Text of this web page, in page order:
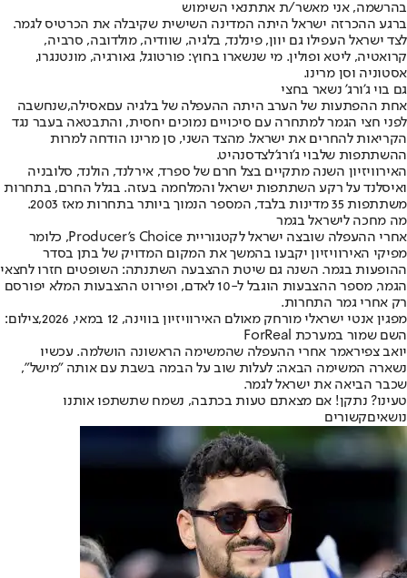
בהרשמה, אני מאשר/ת אתתנאי השימוש
ברגע ההכרזה ישראל היתה המדינה השישית שקיבלה את הכרטיס לגמר.
לצד ישראל העפילו גם יוון, פינלנד, בלגיה, שוודיה, מולדובה, סרביה,
קרואטיה, ליטא ופולין. מי שנשארו בחוץ: פורטוגל, גאורגיה, מונטנגרו,
אסטוניה וסן מרינו.
גם בוי ג'ורג' נשאר בחצי
אחת ההפתעות של הערב היתה ההעפלה של בלגיה עםאסילה,שנחשבה
לפני חצי הגמר למתחרה עם סיכויים נמוכים יחסית, והתבטאה בעבר נגד
הקריאות להחרים את ישראל. מהצד השני, סן מרינו הודחה למרות
ההשתתפות שלבוי ג'ורג'לצדסנהיט.
האירוויזיון השנה מתקיים בצל חרם של ספרד, אירלנד, הולנד, סלובניה
ואיסלנד על רקע השתתפות ישראל והמלחמה בעזה. בגלל החרם, בתחרות
משתתפות 35 מדינות בלבד, המספר הנמוך ביותר בתחרות מאז 2003.
מה מחכה לישראל בגמר
אחרי ההעפלה שובצה ישראל לקטגוריית Producer's Choice, כלומר
מפיקי האירוויזיון יקבעו בהמשך את המקום המדויק של בתן בסדר
ההופעות בגמר. השנה גם שיטת ההצבעה השתנתה: השופטים חזרו לחצאי
הגמר, מספר ההצבעות הוגבל ל-10 לאדם, ופירוט ההצבעות המלא יפורסם
רק אחרי גמר התחרות.
מפגין אנטי ישראלי מורחק מאולם האירוויזיון בווינה, 12 במאי, 2026,צילום:
השם שמור במערכת ForReal
יואב צפיראמר אחרי ההעפלה שהמשימה הראשונה הושלמה. עכשיו
נשארה המשימה הבאה: לעלות שוב על הבמה בשבת עם אותה "מישל",
שכבר הביאה את ישראל לגמר.
טעינו? נתקן! אם מצאתם טעות בכתבה, נשמח שתשתפו אותנו
נושאיםקשורים